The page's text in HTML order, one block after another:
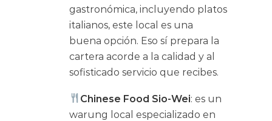
gastronómica, incluyendo platos
italianos, este local es una
buena opción. Eso sí prepara la
cartera acorde a la calidad y al
sofisticado servicio que recibes.
Chinese Food Sio-Wei: es un
warung local especializado en